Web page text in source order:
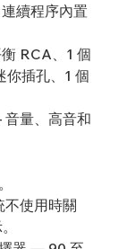
續程序內置
RCA、1 個
你插孔、1 個
量、高音和
使用時關